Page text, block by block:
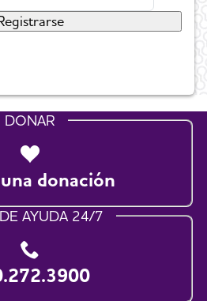
DONAR
donación
AYUDA 24/7